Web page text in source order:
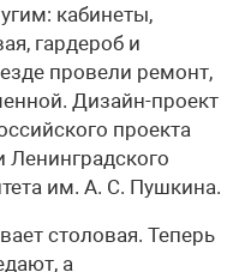
кабинеты,
гардероб и
провели ремонт,
Дизайн-проект
проекта
им. А. С. Пушкина.
столовая. Теперь
а